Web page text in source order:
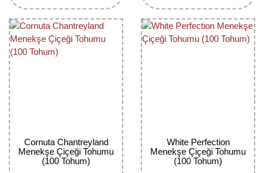
Cornuta Chantreyland
Menekşe Çiçeği Tohumu
(100 Tohum)
White Perfection
Menekşe Çiçeği Tohumu
(100 Tohum)
Bektaşi Üzümü Fidanı
Böğürtlen Fidanı
Erik Fidanı
Feijoa Fidanı
Nostaljik Güller
Peyzaj Gülleri
Sarmaşık(Çardak) Gül Fidanları
Ters Lale Soğanı
Yılbaşı Gülü Çiçeği